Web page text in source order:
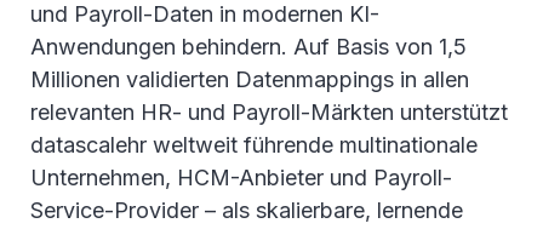
und Payroll-Daten in modernen KI-
Anwendungen behindern. Auf Basis von 1,5
Millionen validierten Datenmappings in allen
relevanten HR- und Payroll-Märkten unterstützt
datascalehr weltweit führende multinationale
Unternehmen, HCM-Anbieter und Payroll-
Service-Provider – als skalierbare, lernende